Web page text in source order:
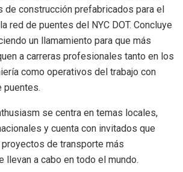
de construcción prefabricados para el
red de puentes del NYC DOT. Concluye
un llamamiento para que más
a carreras profesionales tanto en los
como operativos del trabajo con
puentes.
se centra en temas locales,
y cuenta con invitados que
de transporte más
llevan a cabo en todo el mundo.